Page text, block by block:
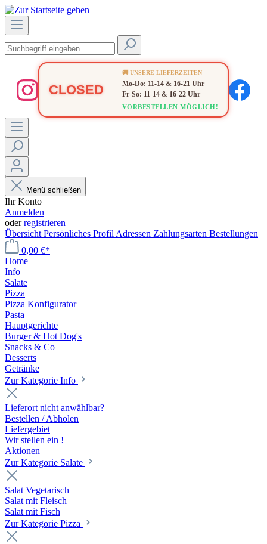
CLOSED
🚚 UNSERE LIEFERZEITEN
Mo-Do: 11-14 & 16-21 Uhr
Fr-So: 11-14 & 16-22 Uhr
VORBESTELLEN MÖGLICH!
Menü schließen
Ihr Konto
Anmelden
oderregistrieren
Übersicht Persönliches Profil Adressen Zahlungsarten Bestellungen
0,00 €*
Home
Info
Salate
Pizza
Pizza Konfigurator
Pasta
Hauptgerichte
Burger & Hot Dog's
Snacks & Co
Desserts
Getränke
Zur Kategorie Info
Lieferort nicht anwählbar?
Bestellen / Abholen
Liefergebiet
Wir stellen ein !
Aktionen
Zur Kategorie Salate
Salat Vegetarisch
Salat mit Fleisch
Salat mit Fisch
Zur Kategorie Pizza